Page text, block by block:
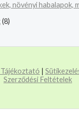
növényi habalapok,
(8)
|
Szerződési Feltételek